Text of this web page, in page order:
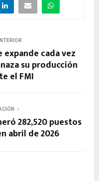
cada vez
su producción
el FMI
282,520 puestos
abril de 2026